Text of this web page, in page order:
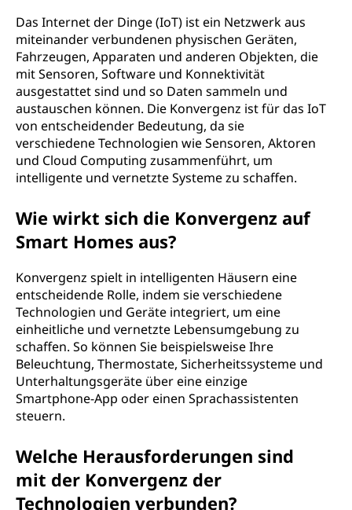
Das Internet der Dinge (IoT) ist ein Netzwerk aus
miteinander verbundenen physischen Geräten,
Fahrzeugen, Apparaten und anderen Objekten, die
mit Sensoren, Software und Konnektivität
ausgestattet sind und so Daten sammeln und
austauschen können. Die Konvergenz ist für das IoT
von entscheidender Bedeutung, da sie
verschiedene Technologien wie Sensoren, Aktoren
und Cloud Computing zusammenführt, um
intelligente und vernetzte Systeme zu schaffen.
Wie wirkt sich die Konvergenz auf
Smart Homes aus?
Konvergenz spielt in intelligenten Häusern eine
entscheidende Rolle, indem sie verschiedene
Technologien und Geräte integriert, um eine
einheitliche und vernetzte Lebensumgebung zu
schaffen. So können Sie beispielsweise Ihre
Beleuchtung, Thermostate, Sicherheitssysteme und
Unterhaltungsgeräte über eine einzige
Smartphone-App oder einen Sprachassistenten
steuern.
Welche Herausforderungen sind
mit der Konvergenz der
Technologien verbunden?